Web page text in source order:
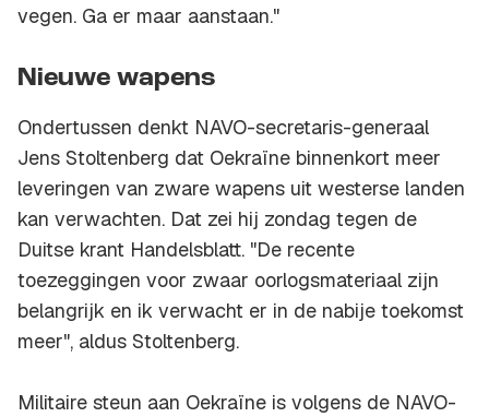
vegen. Ga er maar aanstaan."
Nieuwe wapens
Ondertussen denkt NAVO-secretaris-generaal
Jens Stoltenberg dat Oekraïne binnenkort meer
leveringen van zware wapens uit westerse landen
kan verwachten. Dat zei hij zondag tegen de
Duitse krant Handelsblatt. "De recente
toezeggingen voor zwaar oorlogsmateriaal zijn
belangrijk en ik verwacht er in de nabije toekomst
meer", aldus Stoltenberg.
Militaire steun aan Oekraïne is volgens de NAVO-